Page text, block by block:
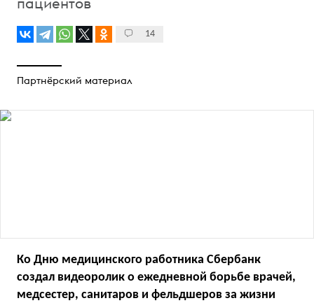
14
Партнёрский материал
Ко Дню медицинского работника Сбербанк
создал видеоролик о ежедневной борьбе врачей,
медсестер, санитаров и фельдшеров за жизни